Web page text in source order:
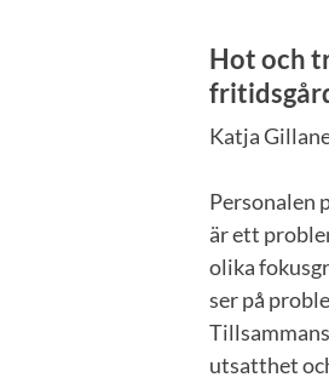
Hot och
Katja
Personalen
är ett
olika
ser på
utsatthet